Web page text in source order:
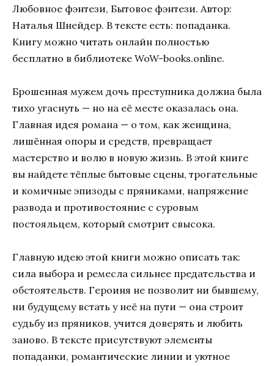
Любовное фэнтези, Бытовое фэнтези. Автор:
Наталья Шнейдер. В тексте есть: попаданка.
Книгу можно читать онлайн полностью
бесплатно в библиотеке WoW-books.online.
Брошенная мужем дочь преступника должна была
тихо угаснуть — но на её месте оказалась она.
Главная идея романа — о том, как женщина,
лишённая опоры и средств, превращает
мастерство и волю в новую жизнь. В этой книге
вы найдете тёплые бытовые сцены, трогательные
и комичные эпизоды с пряниками, напряжение
развода и противостояние с суровым
постояльцем, который смотрит свысока.
Главную идею этой книги можно описать так:
сила выбора и ремесла сильнее предательства и
обстоятельств. Героиня не позволит ни бывшему,
ни будущему встать у неё на пути — она строит
судьбу из пряников, учится доверять и любить
заново. В тексте присутствуют элементы
попаданки, романтические линии и уютное